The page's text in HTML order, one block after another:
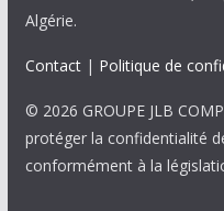
Algérie.
Contact| Politique de
© 2026 GROUPE JLB
protéger la confidentialité
conformément à la